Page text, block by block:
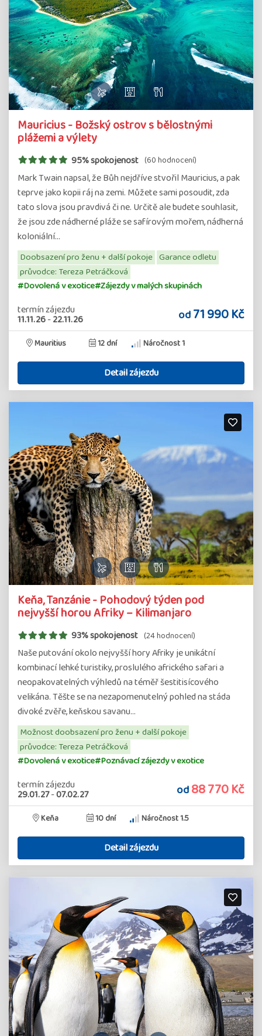
Mauricius - Božský ostrov s bělostnými
plážemi a výlety
95% spokojenost (60 hodnocení)
Mark Twain napsal, že Bůh nejdříve stvořil Mauricius, a pak
teprve jako kopii ráj na zemi. Můžete sami posoudit, zda
tato slova jsou pravdivá či ne. Určitě ale budete souhlasit,
že jsou zde nádherné pláže se safírovým mořem, nádherná
koloniální…
Doobsazení pro ženu + další pokoje Garance odletu
průvodce: Tereza Petráčková
#Dovolená v exotice#Zájezdy v malých skupinách
termín zájezdu
11.11.26-22.11.26 od71 990 Kč
Mauritius 12 dní Náročnost 1
Detail zájezdu
Keňa, Tanzánie - Pohodový týden pod
nejvyšší horou Afriky – Kilimanjaro
93% spokojenost (24 hodnocení)
Naše putování okolo nejvyšší hory Afriky je unikátní
kombinací lehké turistiky, proslulého afrického safari a
neopakovatelných výhledů na téměř šestitisícového
velikána. Těšte se na nezapomenutelný pohled na stáda
divoké zvěře, keňskou savanu…
Možnost doobsazení pro ženu + další pokoje
průvodce: Tereza Petráčková
#Dovolená v exotice#Poznávací zájezdy v exotice
termín zájezdu
29.01.27-07.02.27 od88 770 Kč
Keňa 10 dní Náročnost 1.5
Detail zájezdu